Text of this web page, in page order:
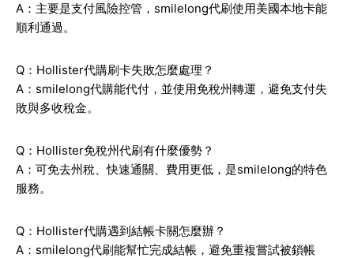
A：主要是支付風險控管，smilelong代刷使用美國本地卡能
順利通過。
Q：Hollister代購刷卡失敗怎麼處理？
A：smilelong代購能代付，並使用免稅州轉運，避免支付失
敗與多收稅金。
Q：Hollister免稅州代刷有什麼優勢？
A：可免去州稅、快速通關、費用更低，是smilelong的特色
服務。
Q：Hollister代購遇到結帳卡關怎麼辦？
A：smilelong代刷能幫忙完成結帳，避免重複嘗試被鎖帳